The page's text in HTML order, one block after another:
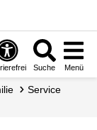
Suche Menü
Service